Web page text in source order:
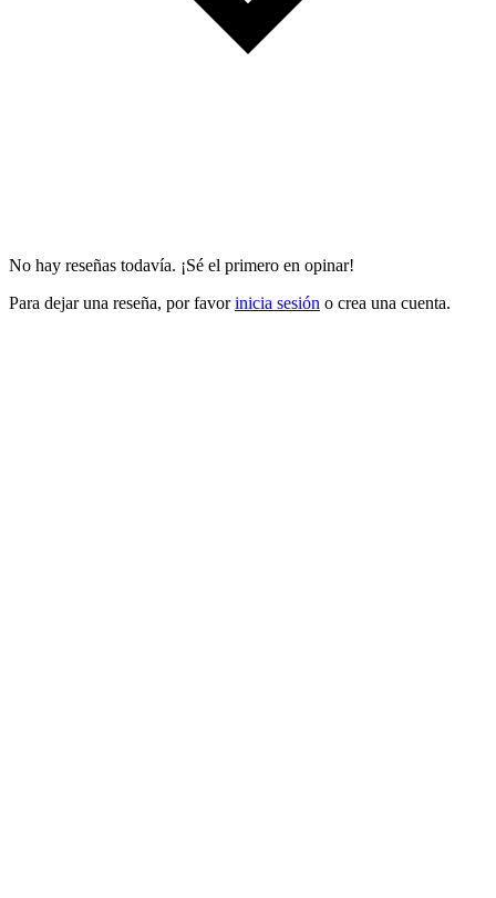
No hay reseñas todavía. ¡Sé el primero en opinar!
Para dejar una reseña, por favorinicia sesión o crea una cuenta.